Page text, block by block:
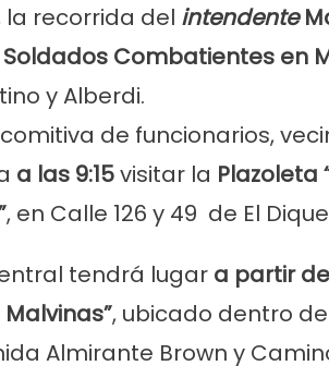
recorrida del intendente
Soldados Combatientes en
y Alberdi.
de funcionarios,
a las 9:15visitar la Plazoleta
, en Calle 126 y 49 de El
tendrá lugar a partir
, ubicado dentro
Almirante Brown y